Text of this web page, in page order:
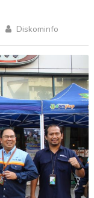
Diskominfo